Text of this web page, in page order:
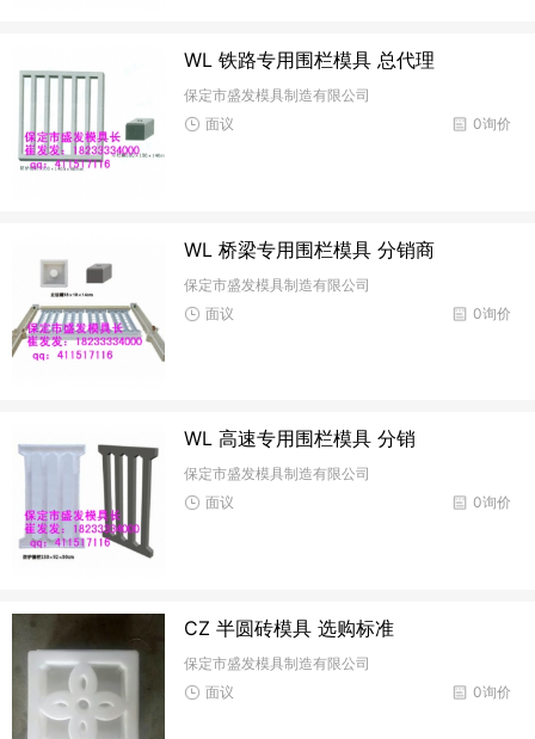
WL 铁路专用围栏模具 总代理
保定市盛发模具制造有限公司
0询价
面议
WL 桥梁专用围栏模具 分销商
保定市盛发模具制造有限公司
0询价
面议
WL 高速专用围栏模具 分销
保定市盛发模具制造有限公司
0询价
面议
CZ 半圆砖模具 选购标准
保定市盛发模具制造有限公司
0询价
面议